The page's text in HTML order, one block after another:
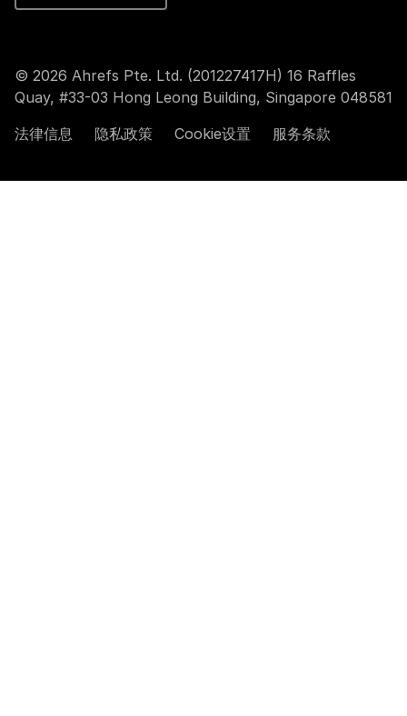
© 2026 Ahrefs Pte. Ltd. (201227417H) 16 Raffles
Quay, #33-03 Hong Leong Building, Singapore 048581
法律信息
隐私政策 Cookie设置 服务条款